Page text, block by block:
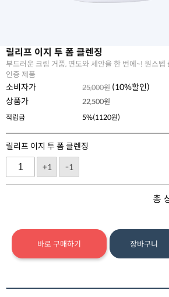
릴리프 이지 투 폼 클렌징
부드러운 크림 거품, 면도와 세안을 한 번에~! 원스
인증 제품
소비자가 25,000원 (10%할인)
상품가
22,500원
적립금
5%(1120원)
릴리프 이지 투 폼 클렌징
+1
-1
총
바로 구매하기 장바구니